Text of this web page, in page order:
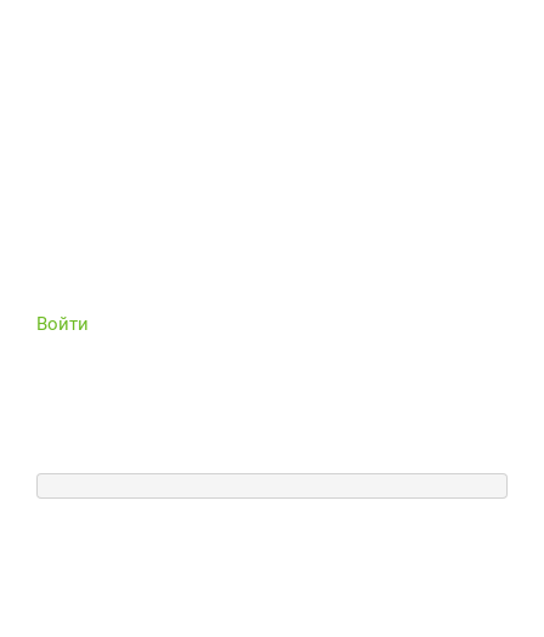
Войти